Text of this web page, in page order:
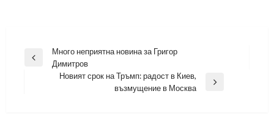
Навигация
Previous
Много неприятна новина за Григор
Димитров
Новият срок на Тръмп: радост в Киев,
възмущение в Москва